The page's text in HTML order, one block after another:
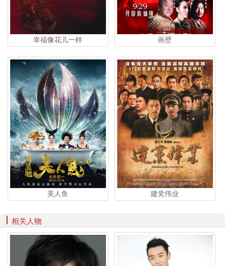
幸福像花儿一样 画壁
美人鱼 建党伟业
相关人物